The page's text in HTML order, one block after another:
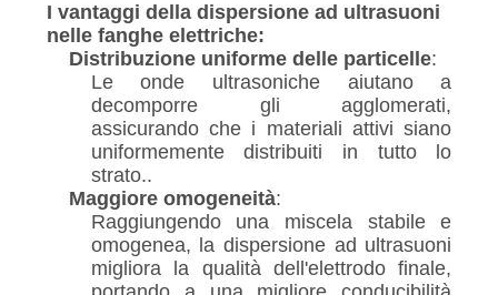
I vantaggi della dispersione ad ultrasuoni
nelle fanghe elettriche:
Distribuzione uniforme delle particelle:
Le onde ultrasoniche aiutano a
decomporre gli agglomerati,
assicurando che i materiali attivi siano
uniformemente distribuiti in tutto lo
strato..
Maggiore omogeneità:
Raggiungendo una miscela stabile e
omogenea, la dispersione ad ultrasuoni
migliora la qualità dell'elettrodo finale,